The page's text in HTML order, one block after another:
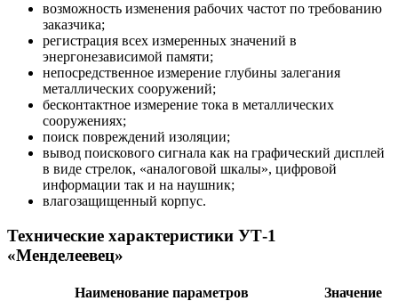
возможность изменения рабочих частот по требованию
заказчика;
регистрация всех измеренных значений в
энергонезависимой памяти;
непосредственное измерение глубины залегания
металлических сооружений;
бесконтактное измерение тока в металлических
сооружениях;
поиск повреждений изоляции;
вывод поискового сигнала как на графический дисплей
в виде стрелок, «аналоговой шкалы», цифровой
информации так и на наушник;
влагозащищенный корпус.
Технические характеристики УТ-1
«Менделеевец»
Наименование параметров Значение